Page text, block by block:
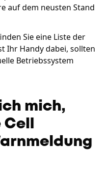
auf dem neusten Stand
Sie eine Liste der
Ihr Handy dabei, sollten
Betriebssystem
mich,